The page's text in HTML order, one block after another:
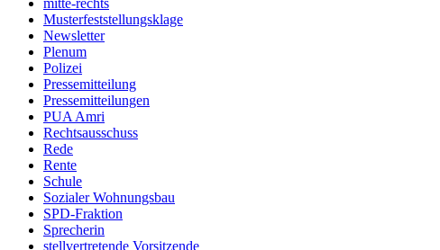
mitte-rechts
Musterfeststellungsklage
Newsletter
Plenum
Polizei
Pressemitteilung
Pressemitteilungen
PUA Amri
Rechtsausschuss
Rede
Rente
Schule
Sozialer Wohnungsbau
SPD-Fraktion
Sprecherin
stellvertretende Vorsitzende